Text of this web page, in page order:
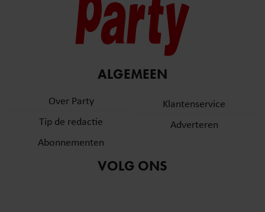
ALGEMEEN
Over Party
Tip de redactie
Abonnementen
Klantenservice
Adverteren
VOLG ONS